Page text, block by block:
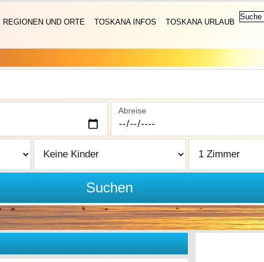
REGIONEN UND ORTE TOSKANA INFOS TOSKANA URLAUB
Abreise
Suchen